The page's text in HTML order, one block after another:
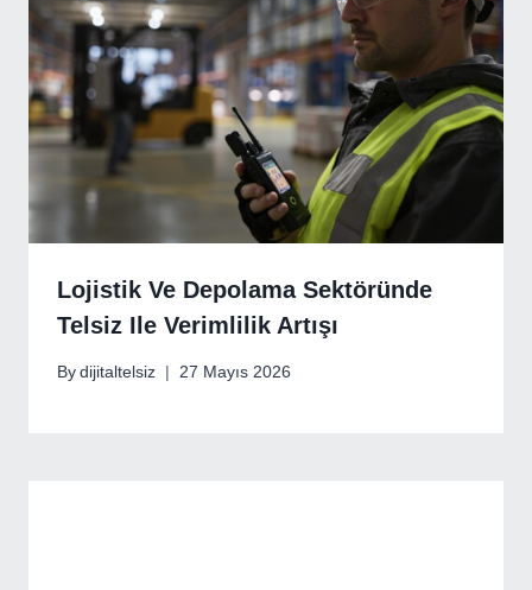
Lojistik Ve Depolama Sektöründe
Telsiz Ile Verimlilik Artışı
By dijitaltelsiz 27 Mayıs 2026